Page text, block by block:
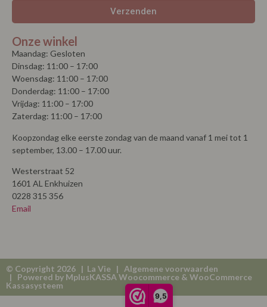
9,5
Verzenden
Onze winkel
Maandag: Gesloten
Dinsdag: 11:00 – 17:00
Woensdag: 11:00 – 17:00
Donderdag: 11:00 – 17:00
Vrijdag: 11:00 – 17:00
Zaterdag: 11:00 – 17:00
Koopzondag elke eerste zondag van de maand vanaf 1 mei tot 1
september, 13.00 – 17.00 uur.
Westerstraat 52
1601 AL Enkhuizen
0228 315 356
Email
© Copyright 2026 | La Vie | Algemene voorwaarden
| Powered by MplusKASSA Woocommerce & WooCommerce
Kassasysteem